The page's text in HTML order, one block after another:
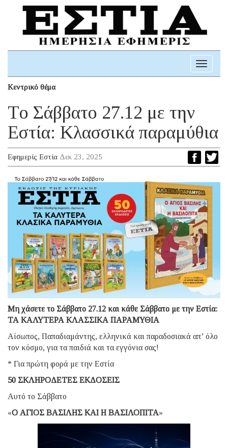
Toggle
Κεντρικό θέμα
Τo Σάββατο 27.12 με την
Εστία: Κλασσικά παραμύθια
Εφημερίς Εστία Δεκ 23, 2025
Μη χάσετε το Σάββατο 27.12 και κάθε Σάββατο με την Εστία:
ΤΑ ΚΑΛΥΤΕΡΑ ΚΛΑΣΣΙΚΑ ΠΑΡΑΜΥΘΙΑ
Αίσωπος, Παπαδιαμάντης, ελληνικά και παραδοσιακά απ’ όλο
τον κόσμο, για τα παιδιά και τα εγγόνια σας!
* Για πρώτη φορά με την Εστία
50 ΣΚΛΗΡΟΔΕΤΕΣ ΕΚΔΟΣΕΙΣ
Αυτό το Σάββατο
«Ο ΑΓΙΟΣ ΒΑΣΙΛΗΣ ΚΑΙ Η ΒΑΣΙΛΟΠΙΤΑ»